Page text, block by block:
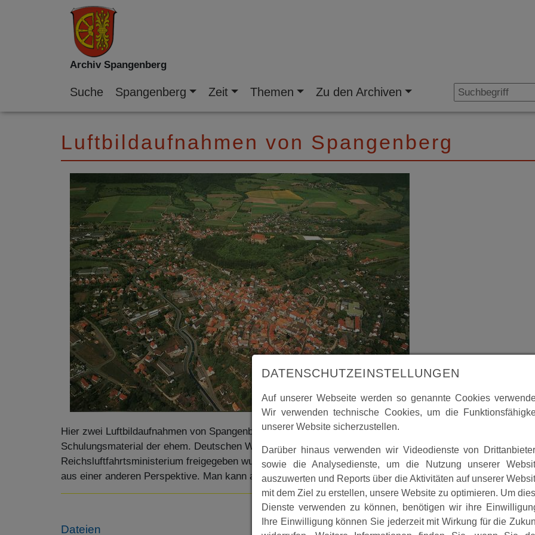
Archiv Spangenberg
Suche Spangenberg Zeit Themen Zu den Archiven
Luftbildaufnahmen von Spangenberg
Hier zwei Luftbildaufnahmen von Spangenberg. Ein Luftbild ist wohl Ende der 30iger Jahre entstanden.
Schulungsmaterial der ehem. Deutschen Wehrmacht, welche zu Schulungszwecken im Jahre 1942
Reichsluftfahrtsministerium freigegeben wurde. Das zweite Luftbild wurde 1992 zur Erstellung einer
aus einer anderen Perspektive. Man kann anhand dieser Bilder jedoch sicherlich hier die Entwicklung der
Dateien
DATENSCHUTZEINSTELLUNGEN
Auf unserer Webseite werden so genannte Cookies
Wir verwenden technische Cookies, um die
unserer Website sicherzustellen.
Darüber hinaus verwenden wir Videodienste von
sowie die Analysedienste, um die Nutzung unserer
auszuwerten und Reports über die Aktivitäten auf unserer
mit dem Ziel zu erstellen, unsere Website zu optimieren. Um
Dienste verwenden zu können, benötigen wir ihre
Ihre Einwilligung können Sie jederzeit mit Wirkung für die